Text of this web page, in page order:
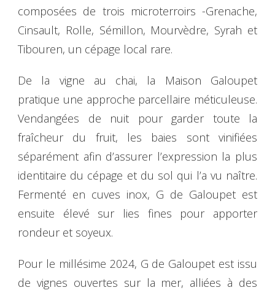
composées de trois microterroirs -Grenache,
Cinsault, Rolle, Sémillon, Mourvèdre, Syrah et
Tibouren, un cépage local rare.
De la vigne au chai, la Maison Galoupet
pratique une approche parcellaire méticuleuse.
Vendangées de nuit pour garder toute la
fraîcheur du fruit, les baies sont vinifiées
séparément afin d’assurer l’expression la plus
identitaire du cépage et du sol qui l’a vu naître.
Fermenté en cuves inox, G de Galoupet est
ensuite élevé sur lies fines pour apporter
rondeur et soyeux.
Pour le millésime 2024, G de Galoupet est issu
de vignes ouvertes sur la mer, alliées à des